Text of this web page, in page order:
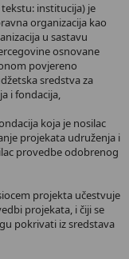
institucija) je
organizacija kao
u sastavu
osnovane
povjereno
sredstva za
i fondacija,
koja je nosilac
projekata udruženja i
provedbe odobrenog
projekta učestvuje
projekata, i čiji se
pokrivati iz sredstava